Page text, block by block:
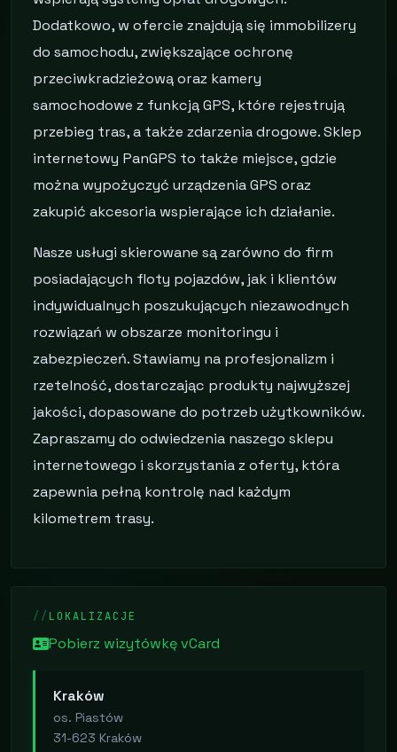
Dodatkowo, w ofercie znajdują się immobilizery
do samochodu, zwiększające ochronę
przeciwkradzieżową oraz kamery
samochodowe z funkcją GPS, które rejestrują
przebieg tras, a także zdarzenia drogowe. Sklep
internetowy PanGPS to także miejsce, gdzie
można wypożyczyć urządzenia GPS oraz
zakupić akcesoria wspierające ich działanie.
Nasze usługi skierowane są zarówno do firm
posiadających floty pojazdów, jak i klientów
indywidualnych poszukujących niezawodnych
rozwiązań w obszarze monitoringu i
zabezpieczeń. Stawiamy na profesjonalizm i
rzetelność, dostarczając produkty najwyższej
jakości, dopasowane do potrzeb użytkowników.
Zapraszamy do odwiedzenia naszego sklepu
internetowego i skorzystania z oferty, która
zapewnia pełną kontrolę nad każdym
kilometrem trasy.
LOKALIZACJE
Pobierz wizytówkę vCard
Kraków
os. Piastów
31-623 Kraków